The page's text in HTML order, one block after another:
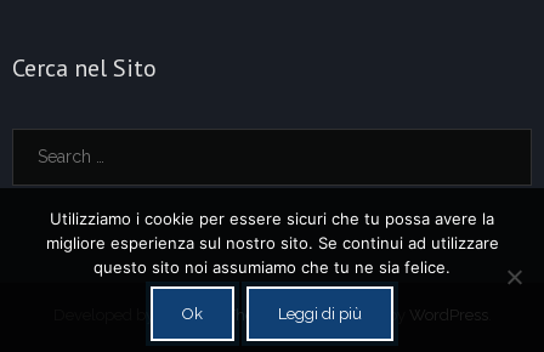
Cerca nel Sito
Think Up Themes Ltd. Powered by WordPress
Utilizziamo i cookie per essere sicuri che tu possa avere la
migliore esperienza sul nostro sito. Se continui ad utilizzare
questo sito noi assumiamo che tu ne sia felice.
Ok Leggi di più